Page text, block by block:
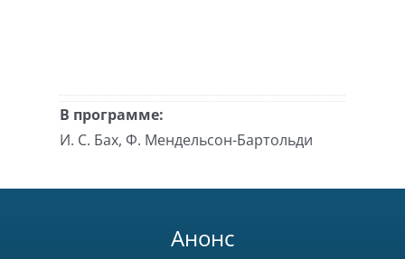
В программе:
И. С. Бах, Ф. Мендельсон-Бартольди
Анонс